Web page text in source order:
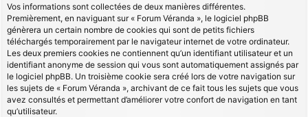
Vos informations sont collectées de deux manières différentes.
Premièrement, en naviguant sur « Forum Véranda », le logiciel phpBB
génèrera un certain nombre de cookies qui sont de petits fichiers
téléchargés temporairement par le navigateur internet de votre ordinateur.
Les deux premiers cookies ne contiennent qu’un identifiant utilisateur et un
identifiant anonyme de session qui vous sont automatiquement assignés par
le logiciel phpBB. Un troisième cookie sera créé lors de votre navigation sur
les sujets de « Forum Véranda », archivant de ce fait tous les sujets que vous
avez consultés et permettant d’améliorer votre confort de navigation en tant
qu’utilisateur.